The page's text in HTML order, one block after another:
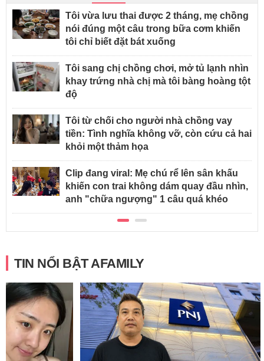
Tôi vừa lưu thai được 2 tháng, mẹ chồng
nói đúng một câu trong bữa cơm khiến
tôi chỉ biết đặt bát xuống
Tôi sang chị chồng chơi, mở tủ lạnh nhìn
khay trứng nhà chị mà tôi bàng hoàng tột
độ
Tôi từ chối cho người nhà chồng vay
tiền: Tình nghĩa không vỡ, còn cứu cả hai
khỏi một thảm họa
Clip đang viral: Mẹ chú rể lên sân khấu
khiến con trai không dám quay đầu nhìn,
anh "chữa ngượng" 1 câu quá khéo
TIN NỔI BẬT AFAMILY